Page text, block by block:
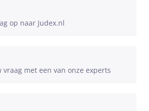
op naar Judex.nl
met een van onze experts